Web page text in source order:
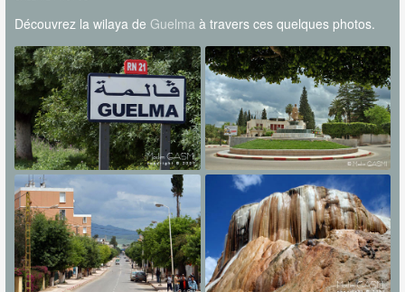
Découvrez la wilaya de Guelma à travers ces quelques photos.